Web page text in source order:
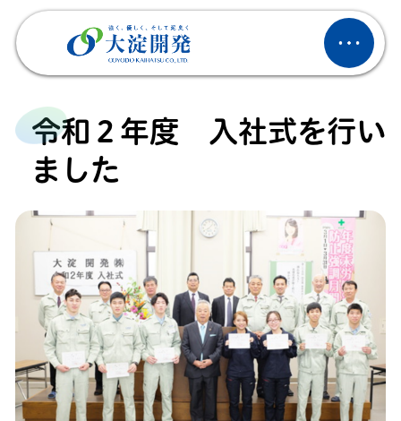
令和２年度 入社式を行い
ました